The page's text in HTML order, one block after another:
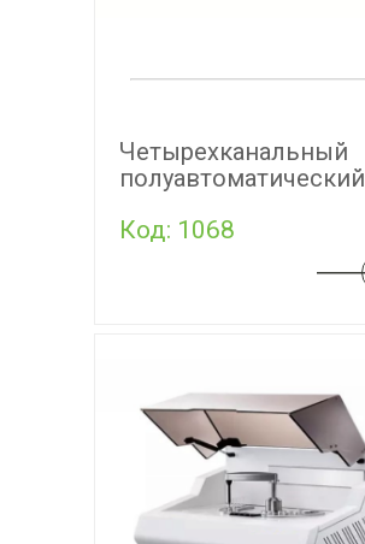
Четырехканальный
полуавтоматический
Код: 1068